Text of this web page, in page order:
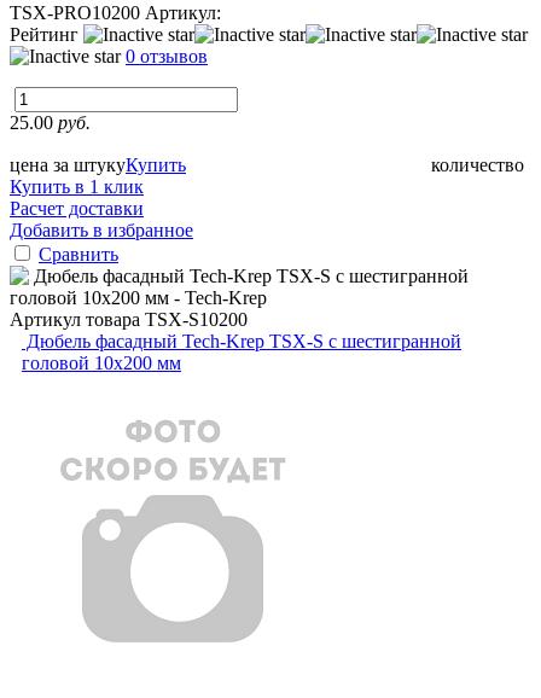
TSX-PRO10200 Артикул:
Рейтинг
0 отзывов
25.00 руб.
цена за штуку количество
Купить
Купить в 1 клик
Расчет доставки
Добавить в избранное
Сравнить
Артикул товара TSX-S10200
Дюбель фасадный Tech-Krep TSX-S с шестигранной
головой 10х200 мм